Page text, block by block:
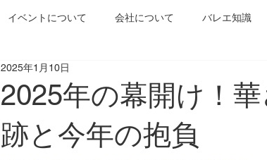
イベントについて 会社について バレエ知識
2025年の幕開け！
跡と今年の抱負
2025年1月10日